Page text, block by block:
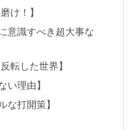
け！】
意識すべき超大事な
転した世界】
い理由】
な打開策】